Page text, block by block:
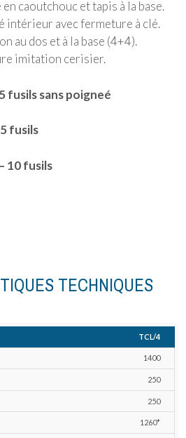
caoutchouc et tapis à la base.
intérieur avec fermeture à clé.
au dos et à la base (4+4).
imitation cerisier.
fusils sans poigneé
fusils
10 fusils
TECHNIQUES
Nombre
de
pênes
Horiz.
TCL/4
1400
250
250
1260*